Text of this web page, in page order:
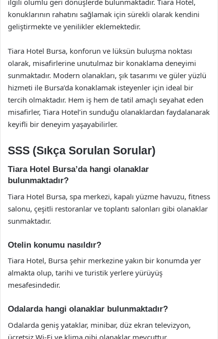
konuklarının rahatını sağlamak için sürekli olarak kendini
geliştirmekte ve yenilikler eklemektedir.
Tiara Hotel Bursa, konforun ve lüksün buluşma noktası
olarak, misafirlerine unutulmaz bir konaklama deneyimi
sunmaktadır. Modern olanakları, şık tasarımı ve güler yüzlü
hizmeti ile Bursa’da konaklamak isteyenler için ideal bir
tercih olmaktadır. Hem iş hem de tatil amaçlı seyahat eden
misafirler, Tiara Hotel’in sunduğu olanaklardan faydalanarak
keyifli bir deneyim yaşayabilirler.
SSS (Sıkça Sorulan Sorular)
Tiara Hotel Bursa’da hangi olanaklar
bulunmaktadır?
Tiara Hotel Bursa, spa merkezi, kapalı yüzme havuzu, fitness
salonu, çeşitli restoranlar ve toplantı salonları gibi olanaklar
sunmaktadır.
Otelin konumu nasıldır?
Tiara Hotel, Bursa şehir merkezine yakın bir konumda yer
almakta olup, tarihi ve turistik yerlere yürüyüş
mesafesindedir.
Odalarda hangi olanaklar bulunmaktadır?
Odalarda geniş yataklar, minibar, düz ekran televizyon,
ücretsiz Wi-Fi ve klima gibi olanaklar mevcuttur.